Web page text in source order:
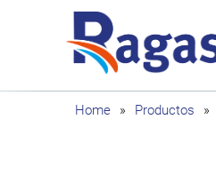
Home » Productos »